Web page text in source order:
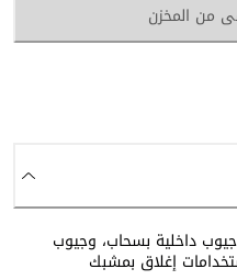
من المخزن
داخلية بسحاب، وجيوب
إغلاق بمشبك